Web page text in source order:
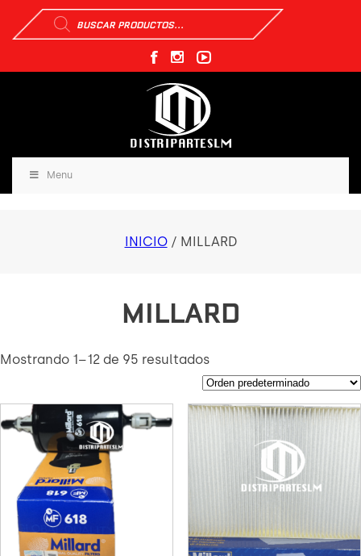
Búsqueda
de
productos
Menu
INICIO/ MILLARD
MILLARD
Mostrando 1–12 de 95 resultados